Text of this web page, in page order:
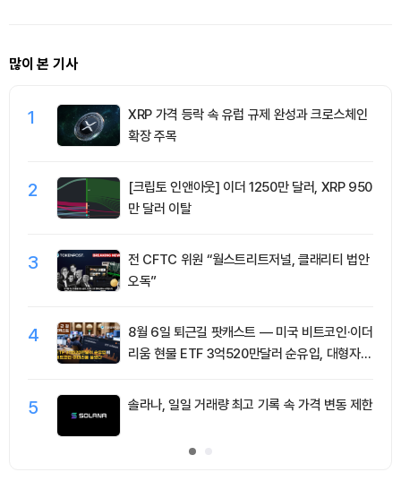
많이 본 기사
1
XRP 가격 등락 속 유럽 규제 완성과 크로스체인
확장 주목
2
[크립토 인앤아웃] 이더 1250만 달러, XRP 950
만 달러 이탈
3
전 CFTC 위원 “월스트리트저널, 클래리티 법안
오독”
4
8월 6일 퇴근길 팟캐스트 — 미국 비트코인·이더
리움 현물 ETF 3억520만달러 순유입, 대형자산
5 솔라나, 일일 거래량 최고 기록 속 가격 변동 제한